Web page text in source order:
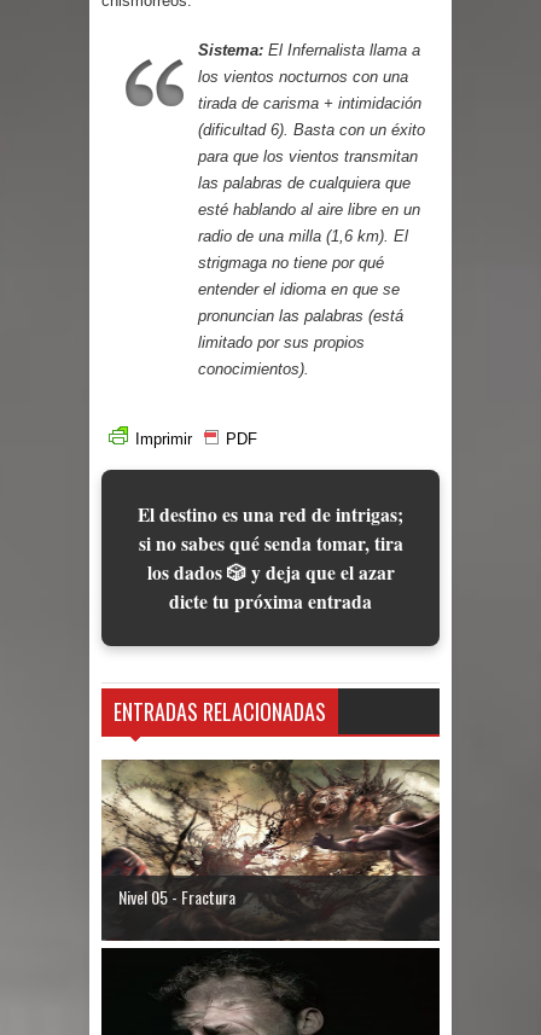
Sistema: El Infernalista llama a
los vientos nocturnos con una
tirada de carisma + intimidación
(dificultad 6). Basta con un éxito
para que los vientos transmitan
las palabras de cualquiera que
esté hablando al aire libre en un
radio de una milla (1,6 km). El
strigmaga no tiene por qué
entender el idioma en que se
pronuncian las palabras (está
limitado por sus propios
conocimientos).
Imprimir PDF
El destino es una red de intrigas;
si no sabes qué senda tomar, tira
los dados 🎲 y deja que el azar
dicte tu próxima entrada
ENTRADAS RELACIONADAS
Nivel 05 - Fractura